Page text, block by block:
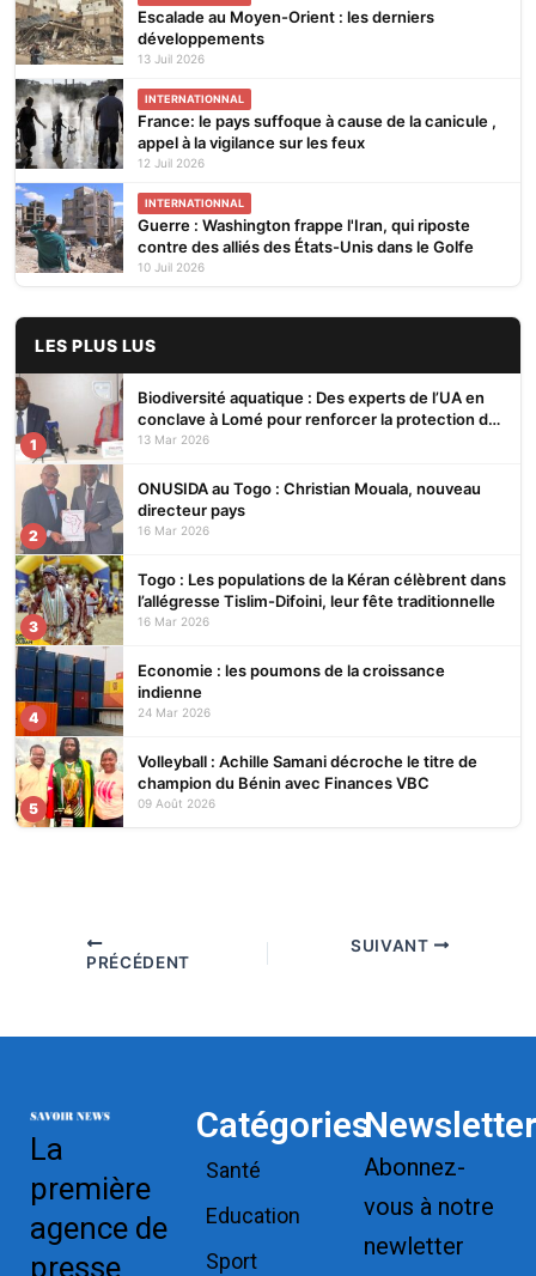
Escalade au Moyen-Orient : les derniers
développements
13 Juil 2026
INTERNATIONNAL
France: le pays suffoque à cause de la canicule ,
appel à la vigilance sur les feux
12 Juil 2026
INTERNATIONNAL
Guerre : Washington frappe l'Iran, qui riposte
contre des alliés des États-Unis dans le Golfe
10 Juil 2026
LES PLUS LUS
1
Biodiversité aquatique : Des experts de l’UA en
conclave à Lomé pour renforcer la protection des
écosystèmes
13 Mar 2026
2
ONUSIDA au Togo : Christian Mouala, nouveau
directeur pays
16 Mar 2026
3
Togo : Les populations de la Kéran célèbrent dans
l’allégresse Tislim-Difoini, leur fête traditionnelle
16 Mar 2026
4
Economie : les poumons de la croissance
indienne
24 Mar 2026
5
Volleyball : Achille Samani décroche le titre de
champion du Bénin avec Finances VBC
09 Août 2026
PRÉCÉDENT
SUIVANT
La
première
agence de
presse
Catégories
Santé
Education
Sport
Newsletter
Abonnez-
vous à notre
newletter